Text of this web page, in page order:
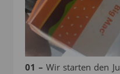
01 –Wir starten den